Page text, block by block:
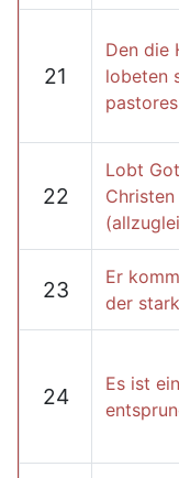
21
Den die
lobeten
22
Lobt
23
Er
der
24
Es ist